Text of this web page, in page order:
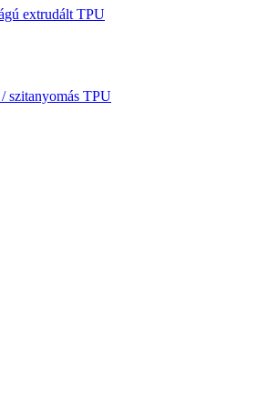
extrudált TPU
szitanyomás TPU